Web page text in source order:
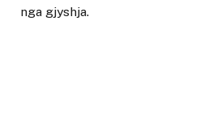
nga gjyshja.